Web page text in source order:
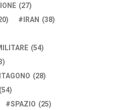
(27)
IRAN (38)
(54)
(28)
(54)
SPAZIO (25)